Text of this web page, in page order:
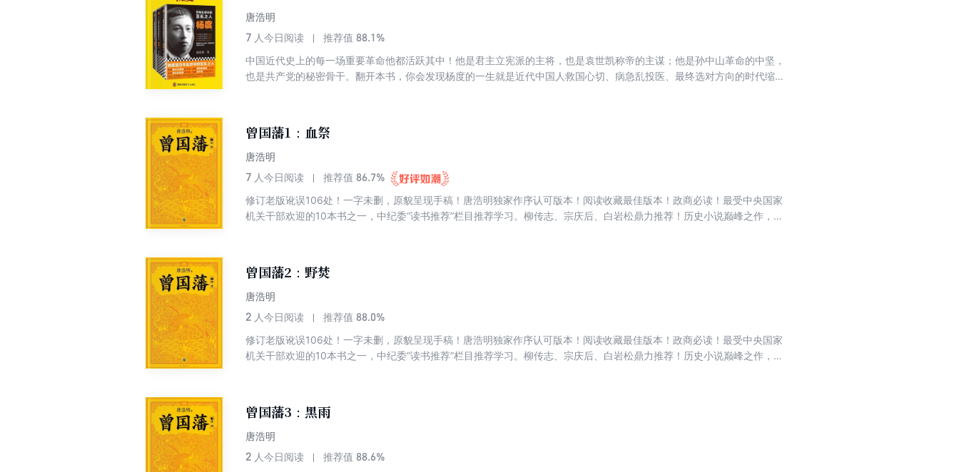
唐浩明
7 人今日阅读 推荐值 88.1%
中国近代史上的每一场重要革命他都活跃其中！他是君主立宪派的主将，也是袁世凯称帝的主谋；他是孙中山革命的中坚，
也是共产党的秘密骨干。翻开本书，你会发现杨度的一生就是近代中国人救国心切、病急乱投医、最终选对方向的时代缩
曾国藩1：血祭
唐浩明
7 人今日阅读 推荐值 86.7%
修订老版讹误106处！一字未删，原貌呈现手稿！唐浩明独家作序认可版本！阅读收藏最佳版本！政商必读！最受中央国家
机关干部欢迎的10本书之一，中纪委“读书推荐”栏目推荐学习。柳传志、宗庆后、白岩松鼎力推荐！历史小说巅峰之作，关
曾国藩2：野焚
唐浩明
2 人今日阅读 推荐值 88.0%
修订老版讹误106处！一字未删，原貌呈现手稿！唐浩明独家作序认可版本！阅读收藏最佳版本！政商必读！最受中央国家
机关干部欢迎的10本书之一，中纪委“读书推荐”栏目推荐学习。柳传志、宗庆后、白岩松鼎力推荐！历史小说巅峰之作，关
曾国藩3：黑雨
唐浩明
2 人今日阅读 推荐值 88.6%